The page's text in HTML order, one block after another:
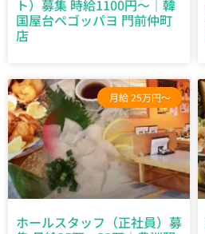
ト）募集 時給1100円～｜韓
国屋台ペゴッパヨ 門前仲町
店
月給 25万円～
ホールスタッフ（正社員）募